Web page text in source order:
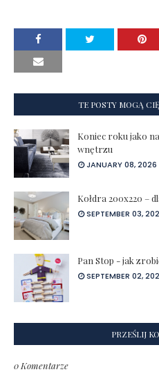
TE POSTY MOGĄ
Koniec roku jako
wnętrzu
JANUARY 08, 2026
Kołdra 200x220 –
SEPTEMBER 03,
Pan Stop - jak
SEPTEMBER 02,
PRZEŚLIJ
0 Komentarze